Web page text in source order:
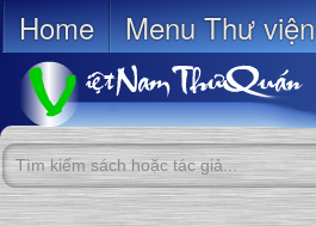
Home Menu Thư viện